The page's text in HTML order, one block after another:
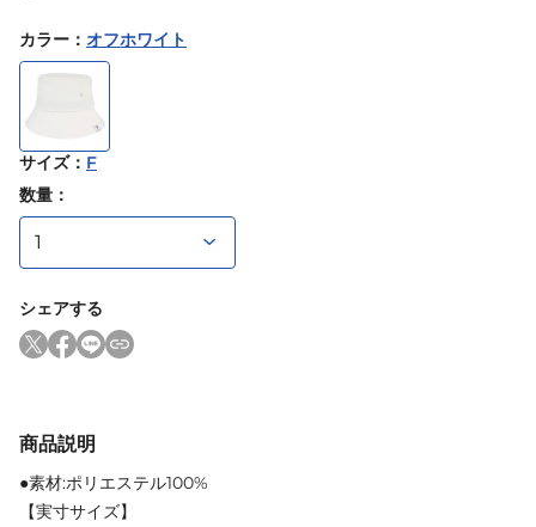
カラー ： オフホワイト
サイズ： F
数量：
シェアする
商品説明
●素材:ポリエステル100%
【実寸サイズ】